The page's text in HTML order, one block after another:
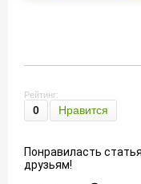
Рейтинг:
0 Нравится
Понравиласть
друзьям!